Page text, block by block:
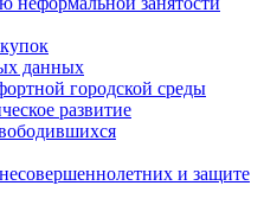
данных
городской среды
развитие
и защите